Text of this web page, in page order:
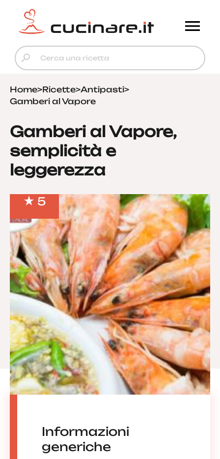
Home>Ricette>Antipasti>
Gamberi al Vapore
Gamberi al Vapore,
semplicità e
leggerezza
5
Informazioni
generiche